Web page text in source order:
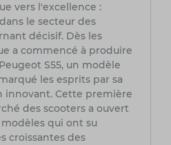
vers l'excellence :
le secteur des
décisif. Dès les
a commencé à produire
S55, un modèle
les esprits par sa
innovant. Cette première
des scooters a ouvert
qui ont su
croissantes des